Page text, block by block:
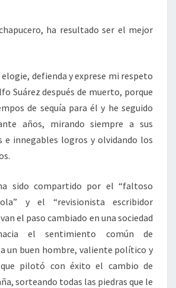
ha resultado ser el mejor
elogie, defienda y exprese mi respeto
Suárez después de muerto, porque
de sequía para él y he seguido
años, mirando siempre a sus
e innegables logros y olvidando los
sido compartido por el “faltoso
y el “revisionista escribidor
el paso cambiado en una sociedad
el sentimiento común de
un buen hombre, valiente político y
pilotó con éxito el cambio de
sorteando todas las piedras que le